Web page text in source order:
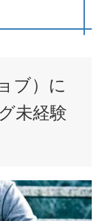
ブ）に
未経験